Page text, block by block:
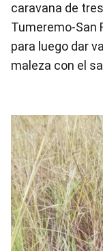
caravana de
Tumeremo-San
para luego dar
maleza con el